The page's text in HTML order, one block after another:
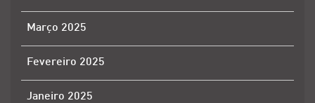
Março 2025
Fevereiro 2025
Janeiro 2025